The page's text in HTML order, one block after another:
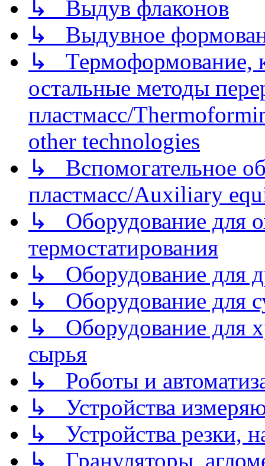
↳ Выдув флаконов
↳ Выдувное
↳ Термоформование,
остальные методы
пластмасс/
other technologies
↳ Вспомогательное
пластмасс/Auxiliary
↳ Оборудование для
термостатирования
↳ Оборудование для
↳ Оборудование для
↳ Оборудование для
сырья
↳ Роботы и
↳ Устройства
↳ Устройства резки,
↳ Грануляторы,